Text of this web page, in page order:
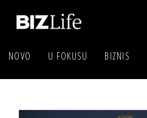
NOVO U FOKUSU BIZNIS